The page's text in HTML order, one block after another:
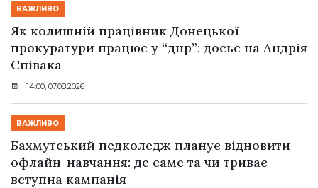
ВАЖЛИВО
Як колишній працівник Донецької
прокуратури працює у “днр”: досьє на Андрія
Співака
14:00, 07.08.2026
ВАЖЛИВО
Бахмутський педколедж планує відновити
офлайн-навчання: де саме та чи триває
вступна кампанія